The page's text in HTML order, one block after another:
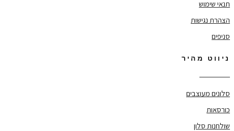
תנאי שימוש
הצהרת נגישות
סניפים
ניווט מהיר
סלונים מעוצבים
כורסאות
שולחנות סלון